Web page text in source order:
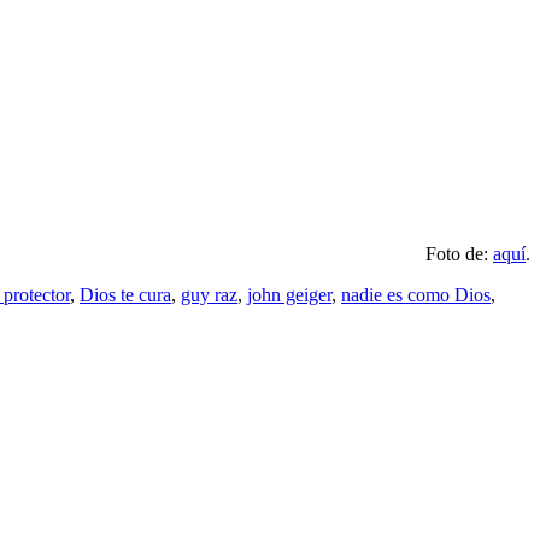
Foto de: aquí.
, Dios te cura, guy raz, john geiger, nadie es como Dios,